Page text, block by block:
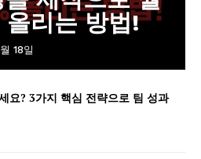
리는 방법!
18일
요? 3가지 핵심 전략으로 팀 성과